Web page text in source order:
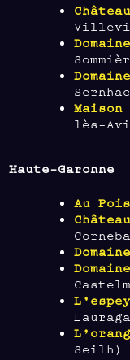
lès-
Haute-Garonne
Au
Seilh)